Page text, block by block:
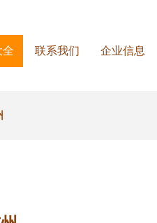
全 联系我们 企业信息